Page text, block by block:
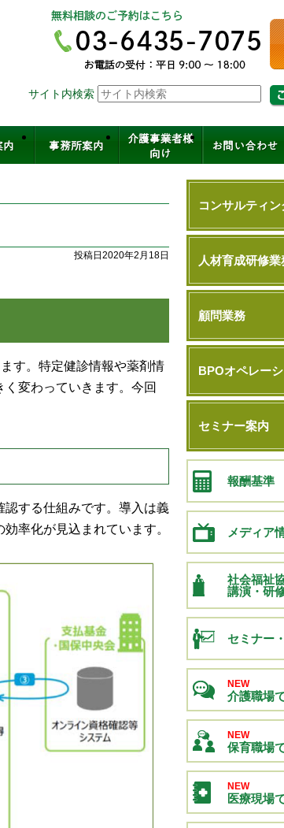
険労務士法人ヒューマンスキルコンサルティング
保育・医療など福祉の人材育成、コンサル、キ
サイト内検索
投稿日2020年2月18日
す。特定健診情報や薬剤情
変わっていきます。今回
する仕組みです。導入は義
率化が見込まれています。
コンサルティ
人材育成研修業
顧問業務
BPOオペレー
セミナー案内
報酬基準
メディア
社会福祉
講演・研
セミナー
NEW
介護職場
NEW
保育職場
NEW
医療現場